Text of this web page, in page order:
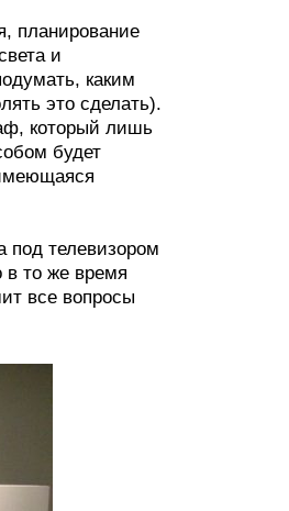
планирование
и
каким
это сделать).
который лишь
будет
под телевизором
то же время
все вопросы